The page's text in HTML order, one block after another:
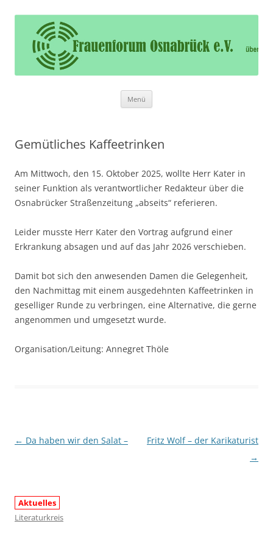
Frauenforum Osnabrück e.V.
Frauenforum Osnabrück – Wir öffnen Ihnen die Tür
Menü
Gemütliches Kaffeetrinken
Am Mittwoch, den 15. Oktober 2025, wollte Herr Kater in
seiner Funktion als verantwortlicher Redakteur über die
Osnabrücker Straßenzeitung „abseits“ referieren.
Leider musste Herr Kater den Vortrag aufgrund einer
Erkrankung absagen und auf das Jahr 2026 verschieben.
Damit bot sich den anwesenden Damen die Gelegenheit,
den Nachmittag mit einem ausgedehnten Kaffeetrinken in
geselliger Runde zu verbringen, eine Alternative, die gerne
angenommen und umgesetzt wurde.
Organisation/Leitung: Annegret Thöle
Beitragsnavigation
← Da haben wir den Salat –
Fritz Wolf – der Karikaturist
→
Aktuelles
Literaturkreis